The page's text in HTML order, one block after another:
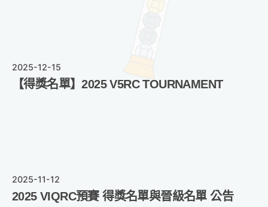
2025-12-15
【得獎名單】2025 V5RC TOURNAMENT
2025-11-12
2025 VIQRC預賽 得獎名單與晉級名單 公告